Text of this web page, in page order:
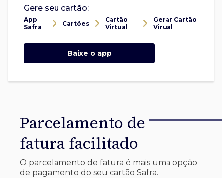
Gere seu cartão:
App
Safra
Cartões
Cartão
Virtual
Gerar Cartão
Virual
Baixe o app
Parcelamento de
fatura facilitado
O parcelamento de fatura é mais uma opção
de pagamento do seu cartão Safra.